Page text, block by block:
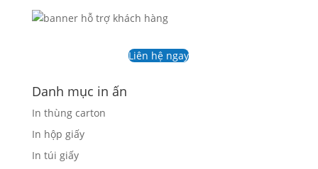
Liên hệ ngay
Danh mục in ấn
In thùng carton
In hộp giấy
In túi giấy